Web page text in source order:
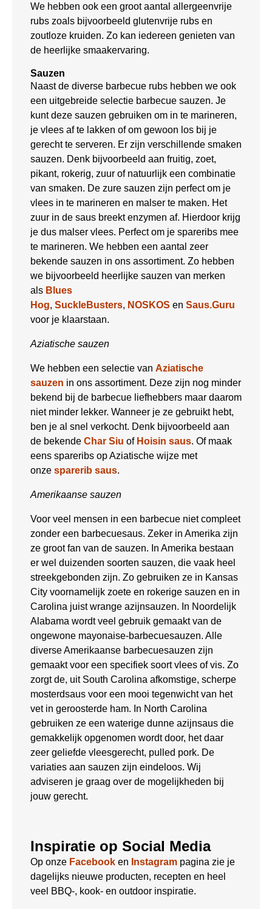
We hebben ook een groot aantal allergeenvrije
rubs zoals bijvoorbeeld glutenvrije rubs en
zoutloze kruiden. Zo kan iedereen genieten van
de heerlijke smaakervaring.
Sauzen
Naast de diverse barbecue rubs hebben we ook
een uitgebreide selectie barbecue sauzen. Je
kunt deze sauzen gebruiken om in te marineren,
je vlees af te lakken of om gewoon los bij je
gerecht te serveren. Er zijn verschillende smaken
sauzen. Denk bijvoorbeeld aan fruitig, zoet,
pikant, rokerig, zuur of natuurlijk een combinatie
van smaken. De zure sauzen zijn perfect om je
vlees in te marineren en malser te maken. Het
zuur in de saus breekt enzymen af. Hierdoor krijg
je dus malser vlees. Perfect om je spareribs mee
te marineren. We hebben een aantal zeer
bekende sauzen in ons assortiment. Zo hebben
we bijvoorbeeld heerlijke sauzen van merken
als Blues
Hog, SuckleBusters, NOSKOS en Saus.Guru
voor je klaarstaan.
Aziatische sauzen
We hebben een selectie van Aziatische
sauzen in ons assortiment. Deze zijn nog minder
bekend bij de barbecue liefhebbers maar daarom
niet minder lekker. Wanneer je ze gebruikt hebt,
ben je al snel verkocht. Denk bijvoorbeeld aan
de bekende Char Siu of Hoisin saus. Of maak
eens spareribs op Aziatische wijze met
onze sparerib saus.
Amerikaanse sauzen
Voor veel mensen in een barbecue niet compleet
zonder een barbecuesaus. Zeker in Amerika zijn
ze groot fan van de sauzen. In Amerika bestaan
er wel duizenden soorten sauzen, die vaak heel
streekgebonden zijn. Zo gebruiken ze in Kansas
City voornamelijk zoete en rokerige sauzen en in
Carolina juist wrange azijnsauzen. In Noordelijk
Alabama wordt veel gebruik gemaakt van de
ongewone mayonaise-barbecuesauzen. Alle
diverse Amerikaanse barbecuesauzen zijn
gemaakt voor een specifiek soort vlees of vis. Zo
zorgt de, uit South Carolina afkomstige, scherpe
mosterdsaus voor een mooi tegenwicht van het
vet in geroosterde ham. In North Carolina
gebruiken ze een waterige dunne azijnsaus die
gemakkelijk opgenomen wordt door, het daar
zeer geliefde vleesgerecht, pulled pork. De
variaties aan sauzen zijn eindeloos. Wij
adviseren je graag over de mogelijkheden bij
jouw gerecht.
Inspiratie op Social Media
Op onze Facebook en Instagram pagina zie je
dagelijks nieuwe producten, recepten en heel
veel BBQ-, kook- en outdoor inspiratie.